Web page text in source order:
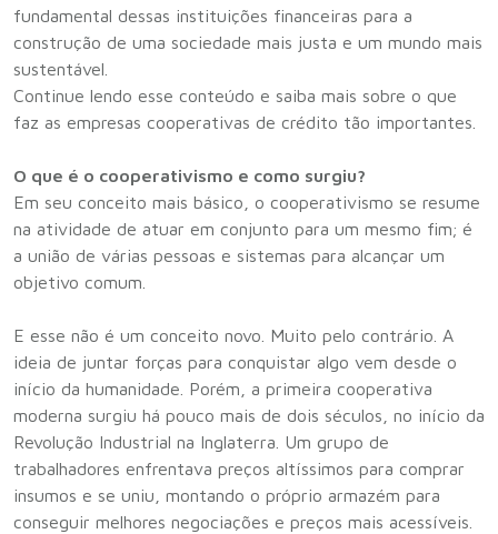
fundamental dessas instituições financeiras para a
construção de uma sociedade mais justa e um mundo mais
sustentável.
Continue lendo esse conteúdo e saiba mais sobre o que
faz as empresas cooperativas de crédito tão importantes.
O que é o cooperativismo e como surgiu?
Em seu conceito mais básico, o cooperativismo se resume
na atividade de atuar em conjunto para um mesmo fim; é
a união de várias pessoas e sistemas para alcançar um
objetivo comum.
E esse não é um conceito novo. Muito pelo contrário. A
ideia de juntar forças para conquistar algo vem desde o
início da humanidade. Porém, a primeira cooperativa
moderna surgiu há pouco mais de dois séculos, no início da
Revolução Industrial na Inglaterra. Um grupo de
trabalhadores enfrentava preços altíssimos para comprar
insumos e se uniu, montando o próprio armazém para
conseguir melhores negociações e preços mais acessíveis.